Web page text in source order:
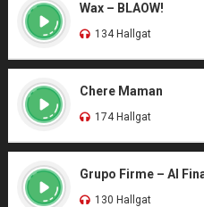
Wax – BLAOW!
134 Hallgat
Chere Maman
174 Hallgat
Grupo Firme – Al
130 Hallgat